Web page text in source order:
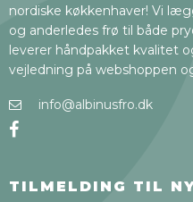
nordiske køkkenhaver! Vi
og anderledes frø til både
leverer håndpakket kvalitet
vejledning på webshoppen
info@albinusfro.dk
TILMELDING TIL